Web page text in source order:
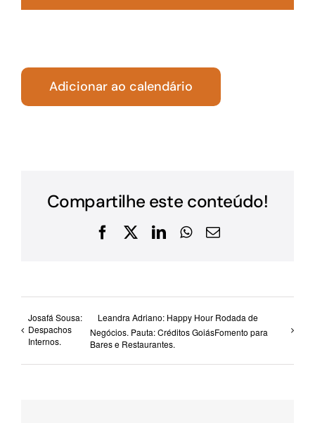
Adicionar ao calendário
Compartilhe este conteúdo!
Facebook
X LinkedInWhatsApp
E-
Josafá Sousa:
Despachos
Internos.
Leandra Adriano: Happy Hour Rodada de
Negócios. Pauta: Créditos GoiásFomento para
Bares e Restaurantes.